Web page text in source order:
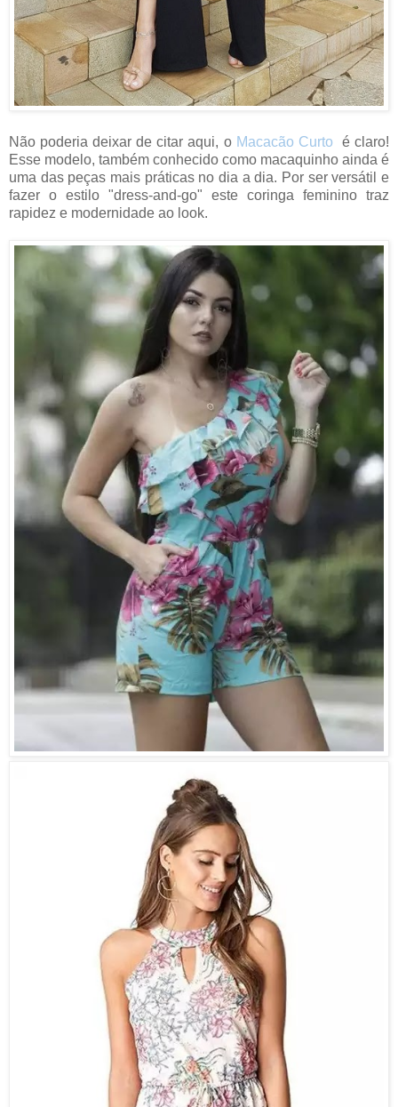
Não poderia deixar de citar aqui, o Macacão Curto
é claro!
Esse modelo, também conhecido como macaquinho ainda é
uma das peças mais práticas no dia a dia. Por ser versátil e
fazer o estilo "dress-and-go" este coringa feminino traz
rapidez e modernidade ao look.